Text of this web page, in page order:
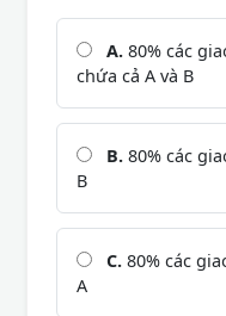
A. 80% các
chứa cả A và B
B. 80% các
B
C. 80% các
A